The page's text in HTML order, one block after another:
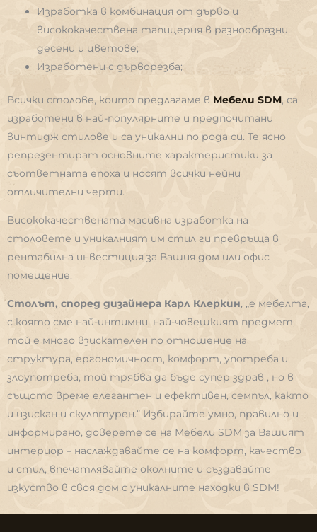
Изработка в комбинация от дърво и
висококачествена тапицерия в разнообразни
десени и цветове;
Изработени с дърворезба;
Всички столове, които предлагаме в Мебели SDM, са
изработени в най-популярните и предпочитани
винтидж стилове и са уникални по рода си. Те ясно
репрезентират основните характеристики за
съответната епоха и носят всички нейни
отличителни черти.
Висококачествената масивна изработка на
столовете и уникалният им стил ги превръща в
рентабилна инвестиция за Вашия дом или офис
помещение.
Столът, според дизайнера Карл Клеркин, „е мебелта,
с която сме най-интимни, най-човешкият предмет,
той е много взискателен по отношение на
структура, ергономичност, комфорт, употреба и
злоупотреба, той трябва да бъде супер здрав , но в
същото време елегантен и ефективен, семпъл, както
и изискан и скулптурен.“ Избирайте умно, правилно и
информирано, доверете се на Мебели SDM за Вашият
интериор – наслаждавайте се на комфорт, качество
и стил, впечатлявайте околните и създавайте
изкуство в своя дом с уникалните находки в SDM!